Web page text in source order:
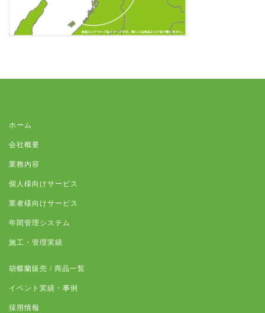
ホーム
会社概要
業務内容
個人様向けサービス
業者様向けサービス
年間管理システム
施工・管理実績
胡蝶蘭販売 / 商品一覧
イベント実績・事例
採用情報